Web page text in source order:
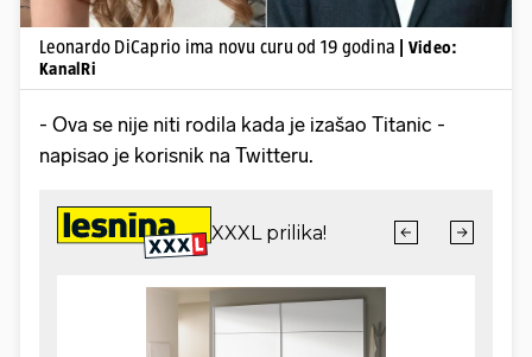
Leonardo DiCaprio ima novu curu od 19 godina
| Video:
KanalRi
- Ova se nije niti rodila kada je izašao Titanic -
napisao je korisnik na Twitteru.